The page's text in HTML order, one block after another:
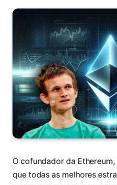
O cofundador da
que todas as melhores